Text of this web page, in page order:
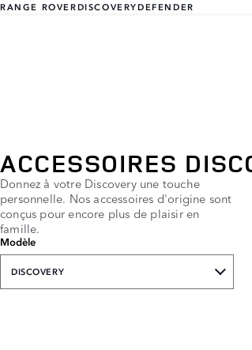
RANGE ROVERDISCOVERYDEFENDER
ACCESSOIRES
Donnez à votre Discovery une touche
personnelle. Nos accessoires d'origine sont
conçus pour encore plus de plaisir en
famille.
Modèle
DISCOVERY